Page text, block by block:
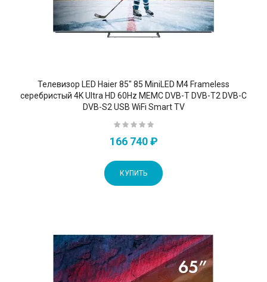
Телевизор LED Haier 85" 85 MiniLED M4 Frameless
серебристый 4K Ultra HD 60Hz MEMC DVB-T DVB-T2 DVB-C
DVB-S2 USB WiFi Smart TV
166 740 ₽
КУПИТЬ